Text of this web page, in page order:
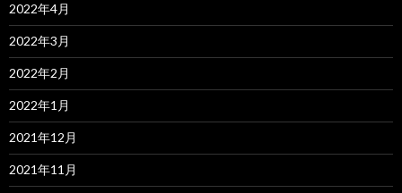
2022年4月
2022年3月
2022年2月
2022年1月
2021年12月
2021年11月